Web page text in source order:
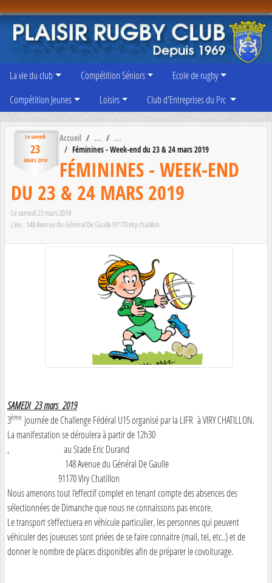
La vie du club Compétition Séniors
Ecole de rugby
Compétition Jeunes
Loisirs Club d'Entreprises du Prc
Lesamedi
23
MARS 2019
Accueil
Féminines - Week-end du 23 & 24 mars 2019
FÉMININES - WEEK-END
DU 23 & 24 MARS 2019
Lesamedi23mars2019
Lieu : 148 Avenue du Général De Gaulle91170viry chatillon
SAMEDI 23 mars 2019
3ème journée de Challenge Fédéral U15 organisé par la LIFR à VIRY CHATILLON.
La manifestation se déroulera à partir de 12h30
, au Stade Eric Durand
148 Avenue du Général De Gaulle
91170 Viry Chatillon
Nous amenons tout l’effectif complet en tenant compte des absences des
sélectionnées de Dimanche que nous ne connaissons pas encore.
Le transport s’effectuera en véhicule particulier, les personnes qui peuvent
véhiculer des joueuses sont priées de se faire connaitre (mail, tel, etc..) et de
donner le nombre de places disponibles afin de préparer le covoiturage.
Panneau de gestion des cookies